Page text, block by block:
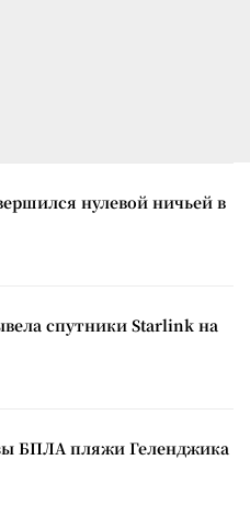
нулевой ничьей в
спутники Starlink на
БПЛА пляжи Геленджика